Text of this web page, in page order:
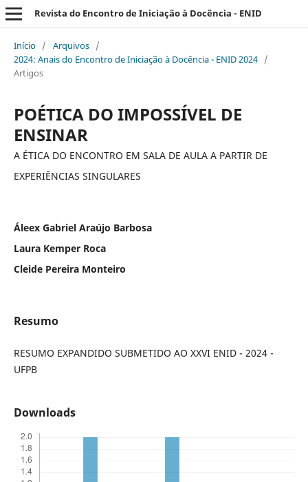
Revista do Encontro de Iniciação à Docência - ENID
Início / Arquivos /
2024: Anais do Encontro de Iniciação à Docência - ENID 2024 /
Artigos
POÉTICA DO IMPOSSÍVEL DE
ENSINAR
A ÉTICA DO ENCONTRO EM SALA DE AULA A PARTIR DE
EXPERIÊNCIAS SINGULARES
Áleex Gabriel Araújo Barbosa
Laura Kemper Roca
Cleide Pereira Monteiro
Resumo
RESUMO EXPANDIDO SUBMETIDO AO XXVI ENID - 2024 -
UFPB
Downloads